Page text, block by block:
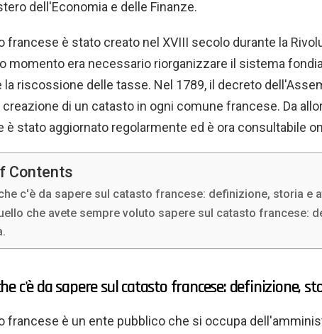
dell'Economia e delle Finanze.
francese è stato creato nel XVIII secolo durante la
momento era necessario riorganizzare il sistema
la riscossione delle tasse. Nel 1789, il decreto
creazione di un catasto in ogni comune francese. Da
è stato aggiornato regolarmente ed è ora consultabile
Contents
c'è da sapere sul catasto francese: definizione, storia e
che avete sempre voluto sapere sul catasto francese:
c'è da sapere sul catasto francese: definizione,
francese è un ente pubblico che si occupa